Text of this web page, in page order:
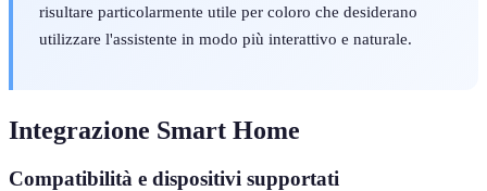
risultare particolarmente utile per coloro che desiderano
utilizzare l'assistente in modo più interattivo e naturale.
Integrazione Smart Home
Compatibilità e dispositivi supportati